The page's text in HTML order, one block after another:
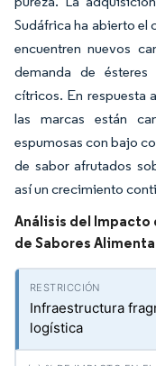
Sudáfrica ha abierto el
encuentren nuevos
demanda de
cítricos. En respuesta
las marcas están
espumosas con bajo
de sabor afrutados
así un crecimiento
Análisis del Impacto
de Sabores
Infraestructura
logística